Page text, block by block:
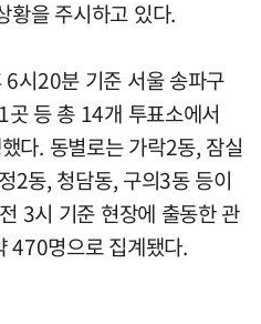
황을 주시하고 있다.
시20분 기준 서울 송파구
등 총 14개 투표소에서
다. 동별로는 가락2동, 잠실
2동, 청담동, 구의3동 등이
3시 기준 현장에 출동한 관
470명으로 집계됐다.